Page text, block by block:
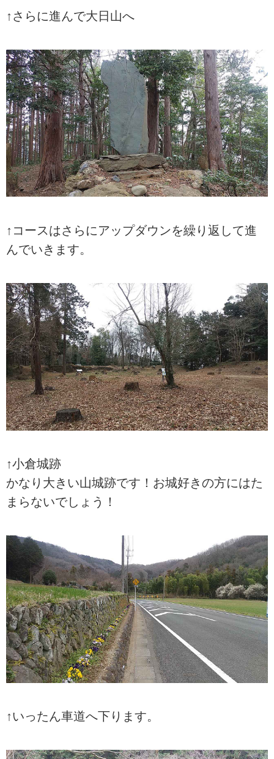
↑さらに進んで大日山へ
↑コースはさらにアップダウンを繰り返して進
んでいきます。
↑小倉城跡
かなり大きい山城跡です！お城好きの方にはた
まらないでしょう！
↑いったん車道へ下ります。